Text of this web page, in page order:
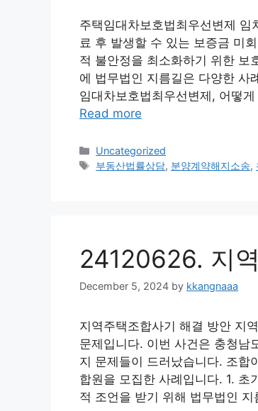
주택임대차보호법최우선변제
료 후 발생할 수 있는 보증금 미
적 불안정을 최소화하기 위한 보
에 법무법인 지름길은 다양한 사
임대차보호법최우선변제, 어떻
Read more
Categories
Uncategorized
Tags
부동산법률상담, 분양계약해지소송,
24120626. 지
December 5, 2024 by kkangnaaa
지역주택조합사기 해결 방안 지
문제입니다. 이번 사건은 충청남
지 문제들이 드러났습니다. 조합
합원을 모집한 사례입니다. 1. 초
적 조언을 받기 위해 법무법인